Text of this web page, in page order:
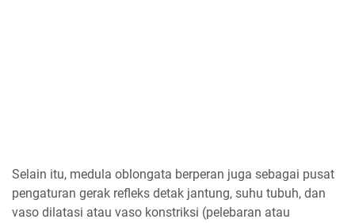
Selain itu, medula oblongata berperan juga sebagai pusat
pengaturan gerak refleks detak jantung, suhu tubuh, dan
vaso dilatasi atau vaso konstriksi (pelebaran atau